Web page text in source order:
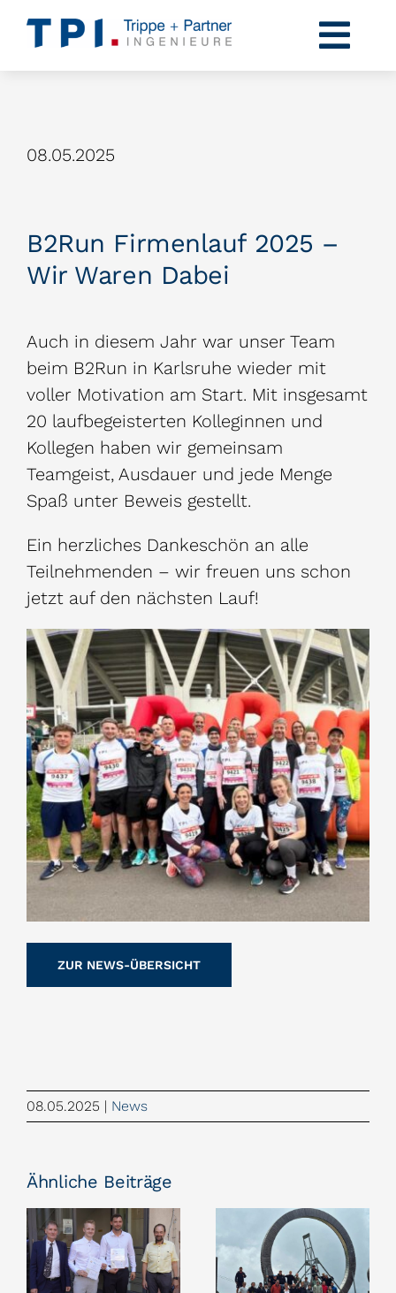
springen
Karriere
News
Kontakt
08.05.2025
B2Run Firmenlauf 2025 –
Wir Waren Dabei
Auch in diesem Jahr war unser Team
beim B2Run in Karlsruhe wieder mit
voller Motivation am Start. Mit insgesamt
20 laufbegeisterten Kolleginnen und
Kollegen haben wir gemeinsam
Teamgeist, Ausdauer und jede Menge
Spaß unter Beweis gestellt.
Ein herzliches Dankeschön an alle
Teilnehmenden – wir freuen uns schon
jetzt auf den nächsten Lauf!
ZUR NEWS-ÜBERSICHT
08.05.2025 | News
Ähnliche Beiträge